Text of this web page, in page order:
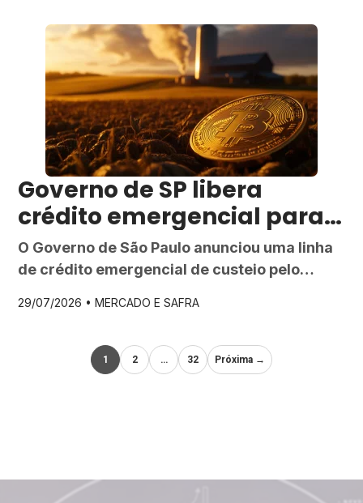
Governo de SP libera
crédito emergencial para
produtores rurais
atingidos pelo temporal
em Ribeirão Preto
O Governo de São Paulo anunciou uma linha
de crédito emergencial de custeio pelo
(FEAP), destinada a produtores rurais da
temporal do dia 24 de julho. A medida
permite financiamentos de até R$ 150 mil por
29/07/2026 •MERCADO E SAFRA
1 2 … 32 Próxima →